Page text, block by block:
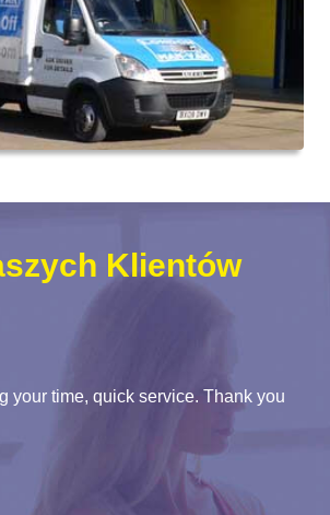
Klientów
your time, quick service. Thank you